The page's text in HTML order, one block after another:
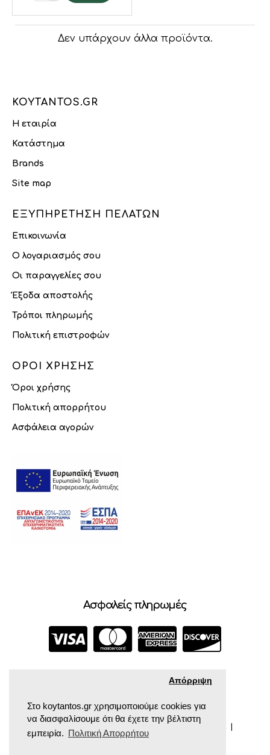
Στο koytantos.gr χρησιμοποιούμε cookies για
να διασφαλίσουμε ότι θα έχετε την βέλτιστη
εμπειρία. Πολιτική Απορρήτου
Απόρριψη
Δεν υπάρχουν άλλα προϊόντα.
KOYTANTOS.GR
Η εταιρία
Κατάστημα
Brands
Site map
ΕΞΥΠΗΡΈΤΗΣΗ ΠΕΛΑΤΏΝ
Επικοινωνία
Ο λογαριασμός σου
Οι παραγγελίες σου
Έξοδα αποστολής
Τρόποι πληρωμής
Πολιτική επιστροφών
ΌΡΟΙ ΧΡΉΣΗΣ
Όροι χρήσης
Πολιτική απορρήτου
Ασφάλεια αγορών
Ασφαλείς πληρωμές
COPYRIGHT © 2024 ΚΟΥΤΆΝΤΟΣ ΠΑΙΔΙΚΆ ΒΡΕΦΙΚΆ |
POWERED BY CROCONET.